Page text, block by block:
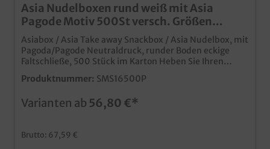
Asia Nudelboxen rund weiß mit Asia
Pagode Motiv 500St versch. Größen
wählbar
Asiabox / Asia Take away Snackbox / Asia Nudelbox, mit
Pagoda/Pagode Neutraldruck, runder Boden eckige
Faltschließe, 500 Stück im Karton Heben Sie Ihren
Lieferdienst oder Ihr Take away Geschäft von der Masse
der Konkurrenz ab. Hochwertige Snackbox aus
Fettdicht & Lebensmittelecht Perfekt für Nudeln,
Motiv erhältlich
Produktnummer: SMS16500P
Varianten ab 56,80 €*
Brutto: 67,59 €